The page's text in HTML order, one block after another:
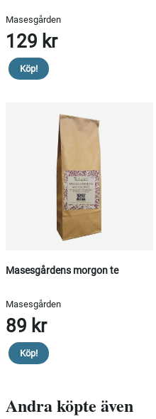
Masesgården
129 kr
Köp!
Masesgårdens morgon te
Masesgården
89 kr
Köp!
Andra köpte även